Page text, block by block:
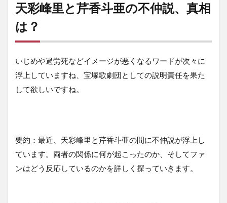
天彩峰里と芹香斗亜の不仲説、真相
は？
いじめや過労死などイメージが悪くなるワードが次々に
浮上していますね、宝塚歌劇団としての説明責任を果た
して欲しいですね。
要約：最近、天彩峰里と芹香斗亜の間に不仲説が浮上し
ています。両者の関係に何が起こったのか、そしてファ
ンはどう反応しているのかを詳しく探っていきます。